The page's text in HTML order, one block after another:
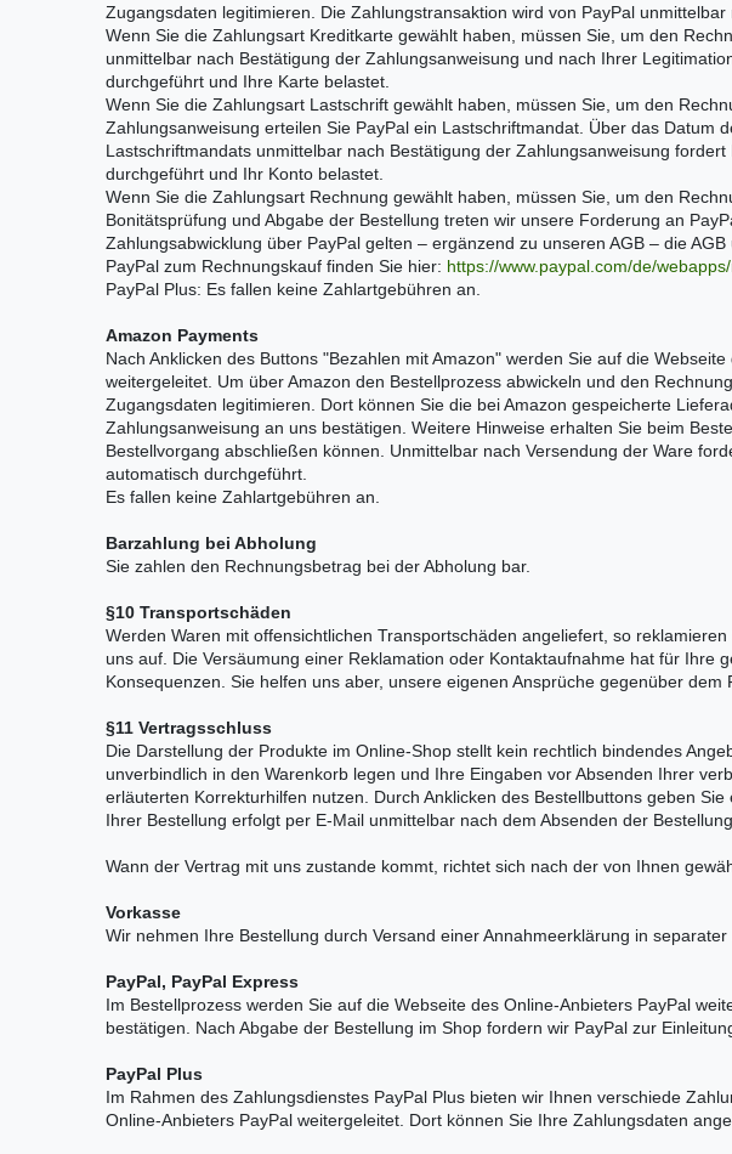
Zugangsdaten legitimieren. Die Zahlungstransaktion wird von PayPal
Wenn Sie die Zahlungsart Kreditkarte gewählt haben, müssen Sie, um den
unmittelbar nach Bestätigung der Zahlungsanweisung und nach Ihrer
durchgeführt und Ihre Karte belastet.
Wenn Sie die Zahlungsart Lastschrift gewählt haben, müssen Sie, um den
Zahlungsanweisung erteilen Sie PayPal ein Lastschriftmandat. Über das
Lastschriftmandats unmittelbar nach Bestätigung der Zahlungsanweisung
durchgeführt und Ihr Konto belastet.
Wenn Sie die Zahlungsart Rechnung gewählt haben, müssen Sie, um den
Bonitätsprüfung und Abgabe der Bestellung treten wir unsere Forderung an
Zahlungsabwicklung über PayPal gelten – ergänzend zu unseren AGB – die
PayPal zum Rechnungskauf finden Sie hier: https://www.paypal.com/de/
PayPal Plus: Es fallen keine Zahlartgebühren an.
Amazon Payments
Nach Anklicken des Buttons "Bezahlen mit Amazon" werden Sie auf die
weitergeleitet. Um über Amazon den Bestellprozess abwickeln und den
Zugangsdaten legitimieren. Dort können Sie die bei Amazon gespeicherte
Zahlungsanweisung an uns bestätigen. Weitere Hinweise erhalten Sie beim
Bestellvorgang abschließen können. Unmittelbar nach Versendung der Ware
automatisch durchgeführt.
Es fallen keine Zahlartgebühren an.
Barzahlung bei Abholung
Sie zahlen den Rechnungsbetrag bei der Abholung bar.
§10 Transportschäden
Werden Waren mit offensichtlichen Transportschäden angeliefert, so
uns auf. Die Versäumung einer Reklamation oder Kontaktaufnahme hat für
Konsequenzen. Sie helfen uns aber, unsere eigenen Ansprüche gegenüber
§11 Vertragsschluss
Die Darstellung der Produkte im Online-Shop stellt kein rechtlich bindendes
unverbindlich in den Warenkorb legen und Ihre Eingaben vor Absenden Ihrer
erläuterten Korrekturhilfen nutzen. Durch Anklicken des Bestellbuttons geben
Ihrer Bestellung erfolgt per E-Mail unmittelbar nach dem Absenden der Bestellung.
Wann der Vertrag mit uns zustande kommt, richtet sich nach der von Ihnen
Vorkasse
Wir nehmen Ihre Bestellung durch Versand einer Annahmeerklärung in
PayPal, PayPal Express
Im Bestellprozess werden Sie auf die Webseite des Online-Anbieters PayPal
bestätigen. Nach Abgabe der Bestellung im Shop fordern wir PayPal zur
PayPal Plus
Im Rahmen des Zahlungsdienstes PayPal Plus bieten wir Ihnen verschiede
Online-Anbieters PayPal weitergeleitet. Dort können Sie Ihre Zahlungsdaten